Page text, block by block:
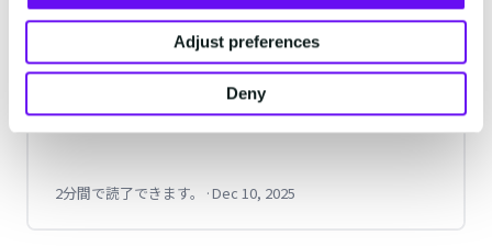
Adjust preferences
Deny
SMSの到達・不到達の送信結果を送信元の
メールアドレスで受信できるオプション機
能の登場でより利便性がアップする、
MailSMSの到達・不到達レポートオプショ
ン機能に関するリリースです。
2分間で読了できます。 ·Dec 10, 2025